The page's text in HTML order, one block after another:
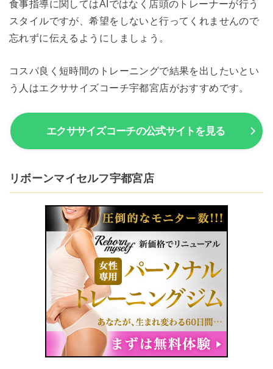
食事指導に関してはAIではなく店頭のトレーナーが行う
スタイルですが、希望をしないと行ってくれませんので
忘れずに伝えるようにしましょう。
コスパ良く短時間のトレーニングで結果を出したいとい
う人はエクササイズコーチ宇都宮店がおすすめです。
エクササイズコーチの公式サイトを見る
リボーンマイセルフ宇都宮店